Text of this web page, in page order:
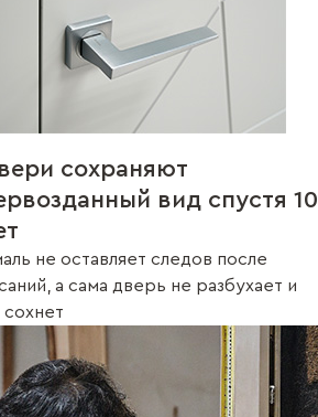
сохраняют
вид спустя 10
не оставляет следов после
а сама дверь не разбухает и
сохнет